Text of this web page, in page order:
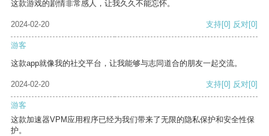
这款游戏的剧情非常感人，让我久久不能忘怀。
2024-02-20 支持[0] 反对[0]
游客
这款app就像我的社交平台，让我能够与志同道合的朋友一起交流。
2024-02-20 支持[0] 反对[0]
游客
这款加速器VPM应用程序已经为我们带来了无限的隐私保护和安全性保
护。